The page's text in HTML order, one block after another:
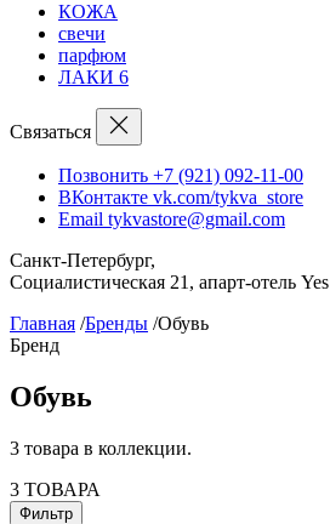
КОЖА
свечи
парфюм
ЛАКИ 6
Связаться
Позвонить +7 (921) 092-11-00
ВКонтакте vk.com/tykva_store
Email tykvastore@gmail.com
Санкт-Петербург,
Социалистическая 21, апарт-отель Yes
Главная /Бренды /Обувь
Бренд
Обувь
3 товара в коллекции.
3 ТОВАРА
Фильтр